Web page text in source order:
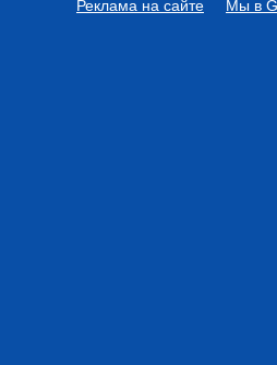
Реклама на сайте Мы в